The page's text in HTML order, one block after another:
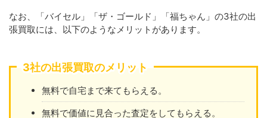
なお、「バイセル」「ザ・ゴールド」「福ちゃん」の3社の出
張買取には、以下のようなメリットがあります。
3社の出張買取のメリット
無料で自宅まで来てもらえる。
無料で価値に見合った査定をしてもらえる。